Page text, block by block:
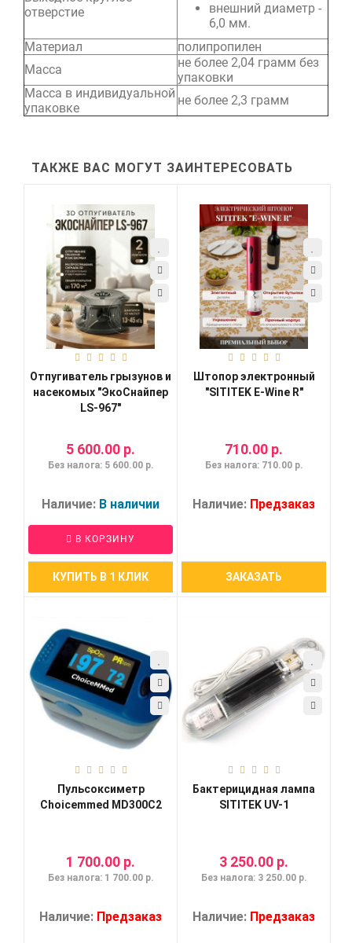
отверстие
внешний диаметр -
6,0 мм.
Материал
полипропилен
Масса
не более 2,04 грамм без
упаковки
Масса в индивидуальной
упаковке
не более 2,3 грамм
ТАКЖЕ ВАС МОГУТ ЗАИНТЕРЕСОВАТЬ
Отпугиватель грызунов и
насекомых "ЭкоСнайпер
LS-967"
5 600.00 р.
Без налога: 5 600.00 р.
Наличие: В наличии
В КОРЗИНУ
КУПИТЬ В 1 КЛИК
Штопор электронный
"SITITEK E-Wine R"
710.00 р.
Без налога: 710.00 р.
Наличие: Предзаказ
ЗАКАЗАТЬ
Пульсоксиметр
Choicemmed MD300C2
1 700.00 р.
Без налога: 1 700.00 р.
Наличие: Предзаказ
Бактерицидная лампа
SITITEK UV-1
3 250.00 р.
Без налога: 3 250.00 р.
Наличие: Предзаказ